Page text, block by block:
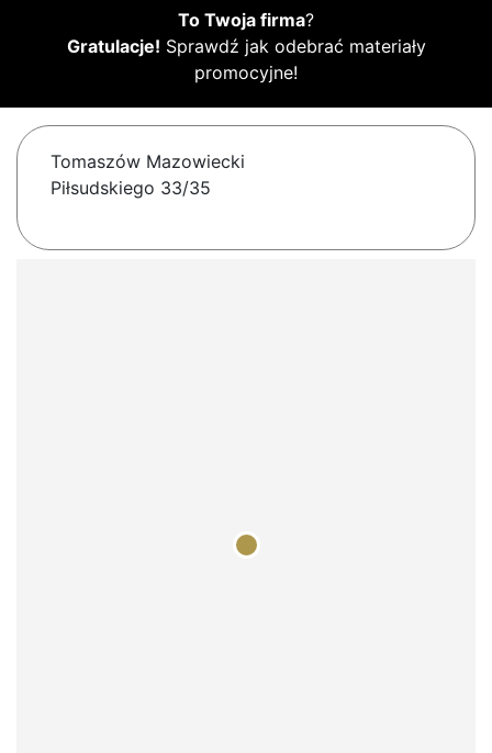
To Twoja firma?
Gratulacje! Sprawdź jak odebrać materiały
promocyjne!
Tomaszów Mazowiecki
Piłsudskiego 33/35